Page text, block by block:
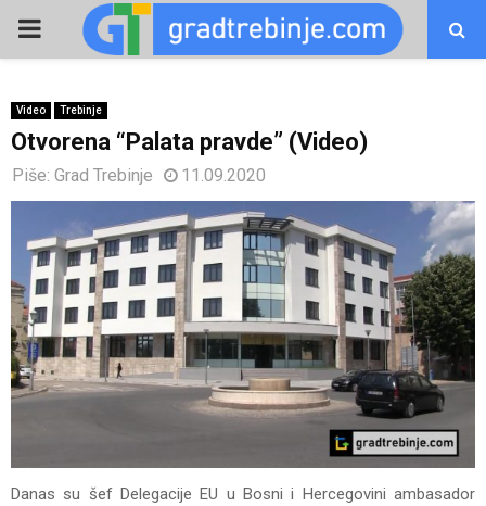
PRIMARY
Video Trebinje
Otvorena “Palata pravde” (Video)
Piše: Grad Trebinje 11.09.2020
Danas su šef Delegacije EU u Bosni i Hercegovini ambasador